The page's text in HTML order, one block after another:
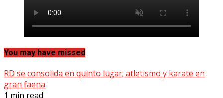
You may have missed
RD se consolida en quinto lugar; atletismo y karate en
gran faena
1 min read